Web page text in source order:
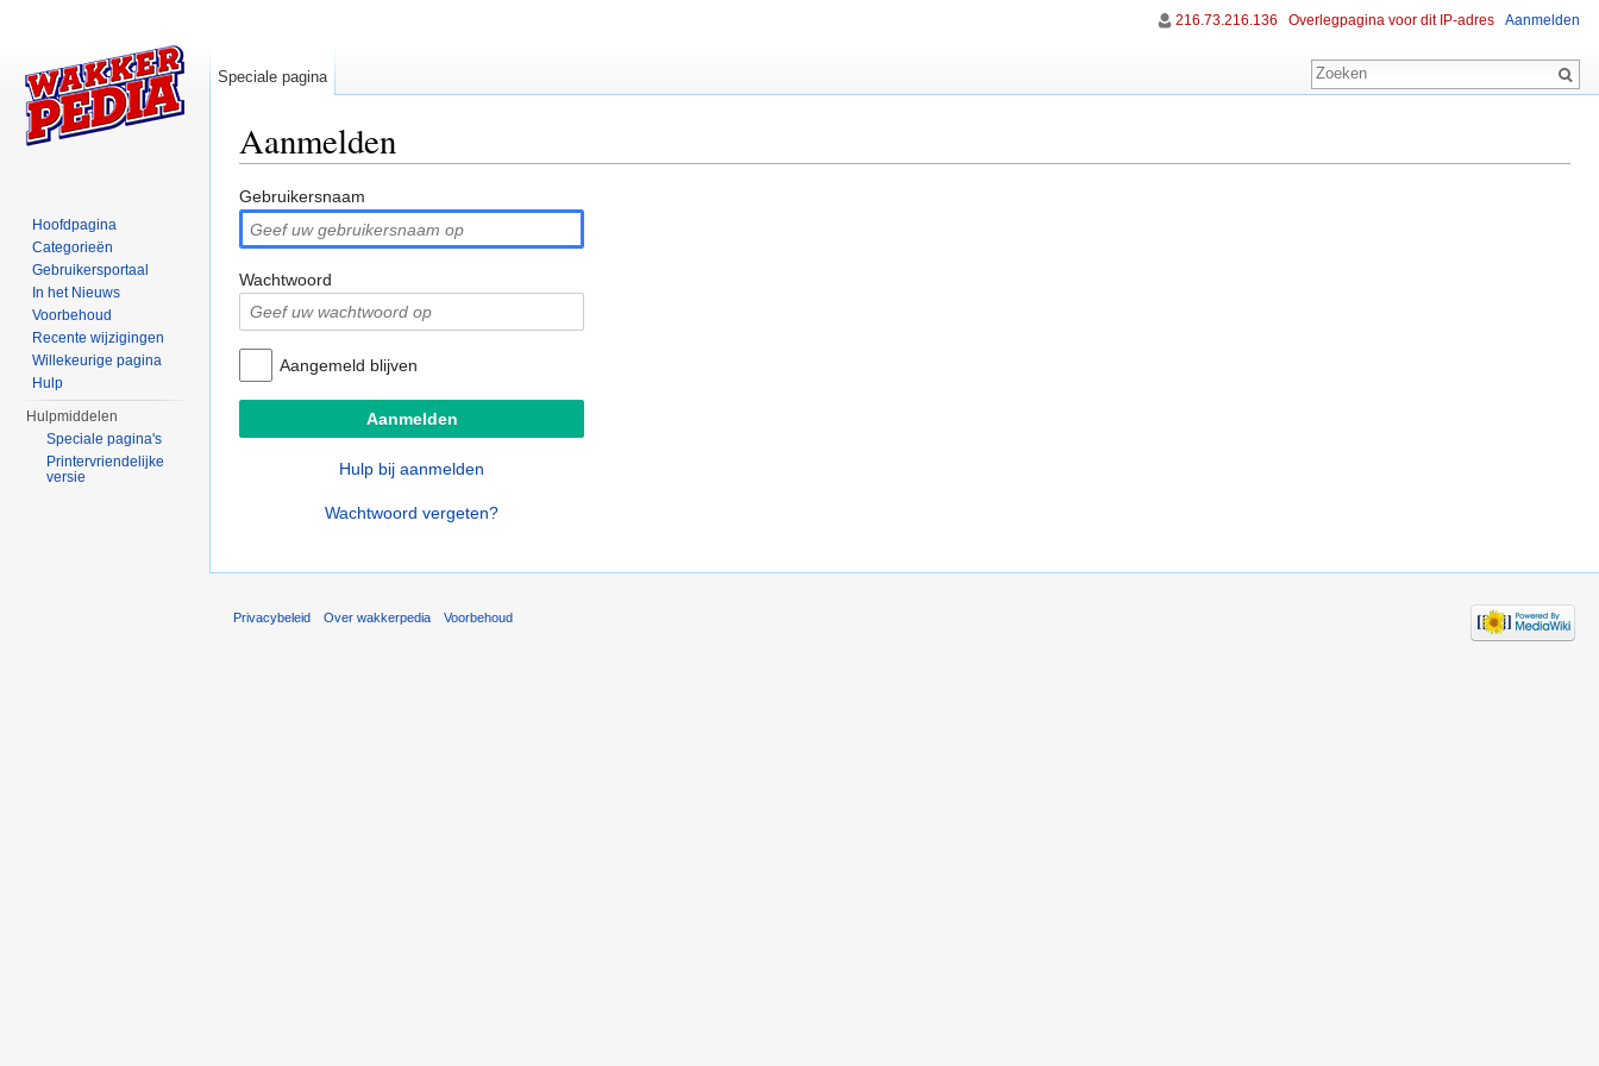
Aanmelden
Gebruikersnaam
Wachtwoord
Aangemeld blijven
Hulp bij aanmelden
Wachtwoord vergeten?
216.73.216.136 Overlegpagina voor dit IP-adres Aanmelden
Speciale pagina
Hoofdpagina
Categorieën
Gebruikersportaal
In het Nieuws
Voorbehoud
Recente wijzigingen
Willekeurige pagina
Hulp
Hulpmiddelen
Speciale pagina's
Printervriendelijke
versie
Privacybeleid Over wakkerpedia Voorbehoud